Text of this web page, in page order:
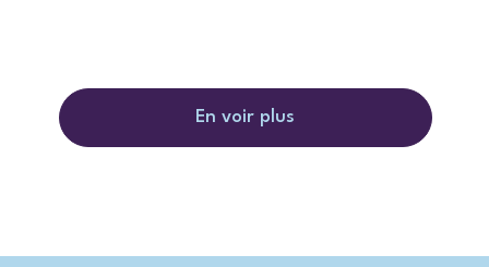
En voir plus